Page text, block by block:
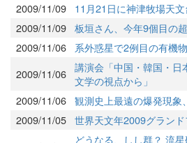
2009/11/09
11月21日に神津牧場天
2009/11/09 板垣さん、今年9個目の
2009/11/06
系外惑星で2例目の有機
2009/11/06 講演会「中国・韓国・
文学の視点から」
2009/11/06 観測史上最遠の爆発現象
2009/11/05 世界天文年2009グラン
どうなる、しし群？ 流